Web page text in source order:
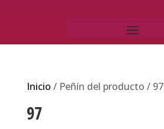
Inicio / Peñín del producto / 97
97